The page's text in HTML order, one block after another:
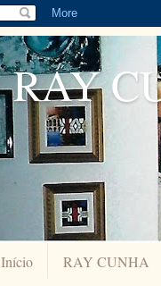
RAY
Início RAY CUNHA